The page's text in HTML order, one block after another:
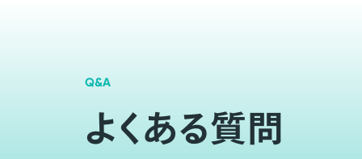
Q&A
よくある質問